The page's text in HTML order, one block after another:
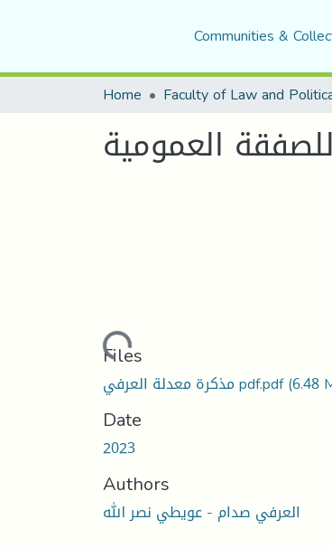
Communities &
Home
العمومية
Loading...
Files
مذكرة معدلة العرفي pdf.pdf(6.48
Date
2023
Authors
العرفي صدام - عويطي نصر الله